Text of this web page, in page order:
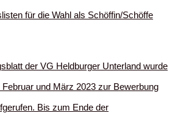
für die Wahl als Schöffin/Schöffe
der VG Heldburger Unterland wurde
Februar und März 2023 zur Bewerbung
Bis zum Ende der